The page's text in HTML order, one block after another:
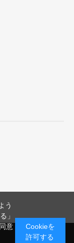
う
」
意
Cookieを
許可する